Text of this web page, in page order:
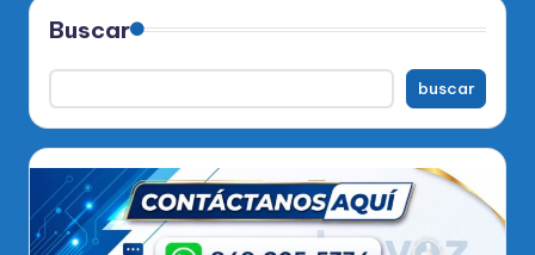
Buscar
buscar